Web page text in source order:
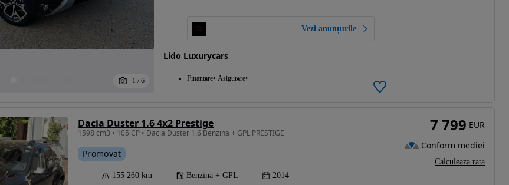
1 / 6
Vezi anunțurile
Lido Luxurycars
Finantare Asigurare
Dacia Duster 1.6 4x2 Prestige
1598 cm3 • 105 CP • Dacia Duster 1.6 Benzina + GPL PRESTIGE
Promovat
155 260 km Benzina + GPL 2014
7 799 EUR
Conform mediei
Calculeaza rata